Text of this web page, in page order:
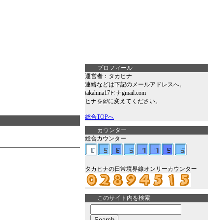
プロフィール
運営者：タカヒナ
連絡などは下記のメールアドレスへ。
takahina17ヒナgmail.com
ヒナを@に変えてください。
総合TOPへ
カウンター
総合カウンター
タカヒナの日常境界線オンリーカウンター
このサイト内を検索